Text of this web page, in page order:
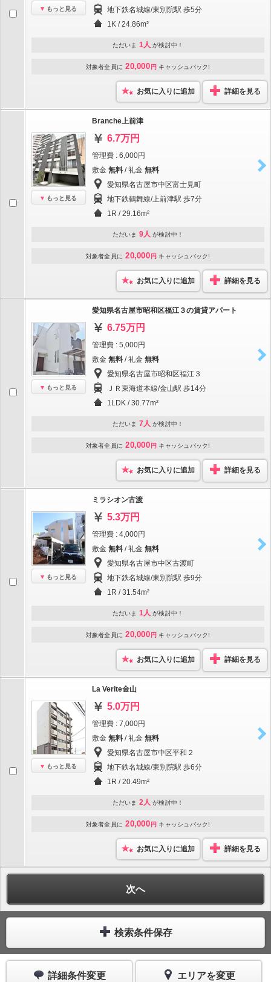
もっと見る
地下鉄名城線/東別院駅 歩5分
1K / 24.86m²
ただいま 1人 が検討中！
対象者全員に 20,000 円 キャッシュバック!
お気に入りに追加 詳細を見る
もっと見る
Branche上前津
6.7万円
管理費 : 6,000円
敷金 無料 / 礼金 無料
愛知県名古屋市中区富士見町
地下鉄鶴舞線/上前津駅 歩7分
1R / 29.16m²
ただいま 9人 が検討中！
対象者全員に 20,000 円 キャッシュバック!
お気に入りに追加 詳細を見る
もっと見る
愛知県名古屋市昭和区福江３の賃貸アパート
6.75万円
管理費 : 5,000円
敷金 無料 / 礼金 無料
愛知県名古屋市昭和区福江３
ＪＲ東海道本線/金山駅 歩14分
1LDK / 30.77m²
ただいま 7人 が検討中！
対象者全員に 20,000 円 キャッシュバック!
お気に入りに追加 詳細を見る
もっと見る
ミラシオン古渡
5.3万円
管理費 : 4,000円
敷金 無料 / 礼金 無料
愛知県名古屋市中区古渡町
地下鉄名城線/東別院駅 歩9分
1R / 31.54m²
ただいま 1人 が検討中！
対象者全員に 20,000 円 キャッシュバック!
お気に入りに追加 詳細を見る
もっと見る
La Verite金山
5.0万円
管理費 : 7,000円
敷金 無料 / 礼金 無料
愛知県名古屋市中区平和２
地下鉄名城線/東別院駅 歩6分
1R / 20.49m²
ただいま 2人 が検討中！
対象者全員に 20,000 円 キャッシュバック!
お気に入りに追加 詳細を見る
次へ
検索条件保存
詳細条件変更 エリアを変更